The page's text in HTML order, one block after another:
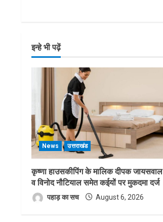
इन्हे भी पढ़ें
News उत्तराखंड
कृष्णा हाउसकीपिंग के मालिक दीपक जायसवाल
व विनोद नौटियाल समेत कईयों पर मुकदमा दर्ज
पहाड़ का सच August 6, 2026